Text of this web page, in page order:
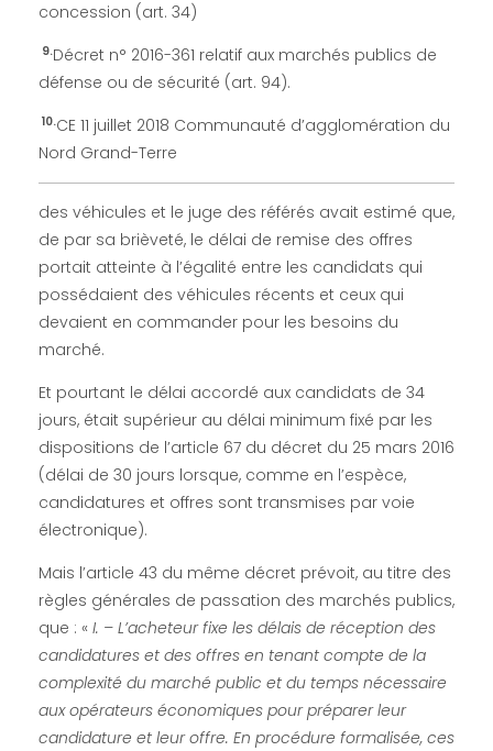
concession (art. 34)
9.Décret n° 2016-361 relatif aux marchés publics de
défense ou de sécurité (art. 94).
10.CE 11 juillet 2018 Communauté d’agglomération du
Nord Grand-Terre
des véhicules et le juge des référés avait estimé que,
de par sa brièveté, le délai de remise des offres
portait atteinte à l’égalité entre les candidats qui
possédaient des véhicules récents et ceux qui
devaient en commander pour les besoins du
marché.
Et pourtant le délai accordé aux candidats de 34
jours, était supérieur au délai minimum fixé par les
dispositions de l’article 67 du décret du 25 mars 2016
(délai de 30 jours lorsque, comme en l’espèce,
candidatures et offres sont transmises par voie
électronique).
Mais l’article 43 du même décret prévoit, au titre des
règles générales de passation des marchés publics,
que : « I. – L’acheteur fixe les délais de réception des
candidatures et des offres en tenant compte de la
complexité du marché public et du temps nécessaire
aux opérateurs économiques pour préparer leur
candidature et leur offre. En procédure formalisée, ces